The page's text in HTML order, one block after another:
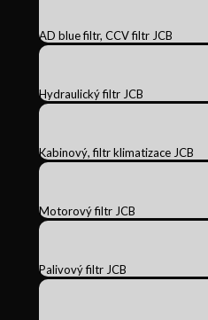
AD blue filtr, CCV filtr JCB
Hydraulický filtr JCB
Kabinový, filtr klimatizace JCB
Motorový filtr JCB
Palivový filtr JCB